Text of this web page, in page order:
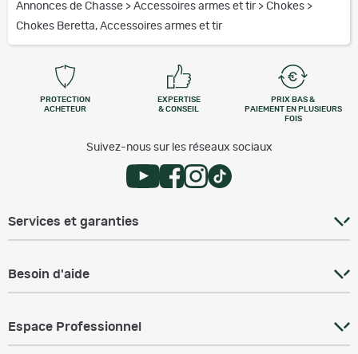
Annonces de Chasse > Accessoires armes et tir > Chokes >
Chokes Beretta, Accessoires armes et tir
PROTECTION
ACHETEUR
EXPERTISE
& CONSEIL
PRIX BAS &
PAIEMENT EN PLUSIEURS
FOIS
Suivez-nous sur les réseaux sociaux
Services et garanties
Besoin d'aide
Espace Professionnel